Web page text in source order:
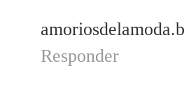
Responder